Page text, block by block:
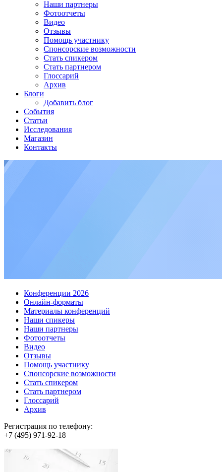
Наши партнеры
Фотоотчеты
Видео
Отзывы
Помощь участнику
Спонсорские возможности
Стать спикером
Стать партнером
Глоссарий
Архив
Блоги
Добавить блог
События
Статьи
Исследования
Магазин
Контакты
Конференции 2026
Онлайн-форматы
Материалы конференций
Наши спикеры
Наши партнеры
Фотоотчеты
Видео
Отзывы
Помощь участнику
Спонсорские возможности
Стать спикером
Стать партнером
Глоссарий
Архив
Регистрация по телефону:
+7 (495) 971-92-18